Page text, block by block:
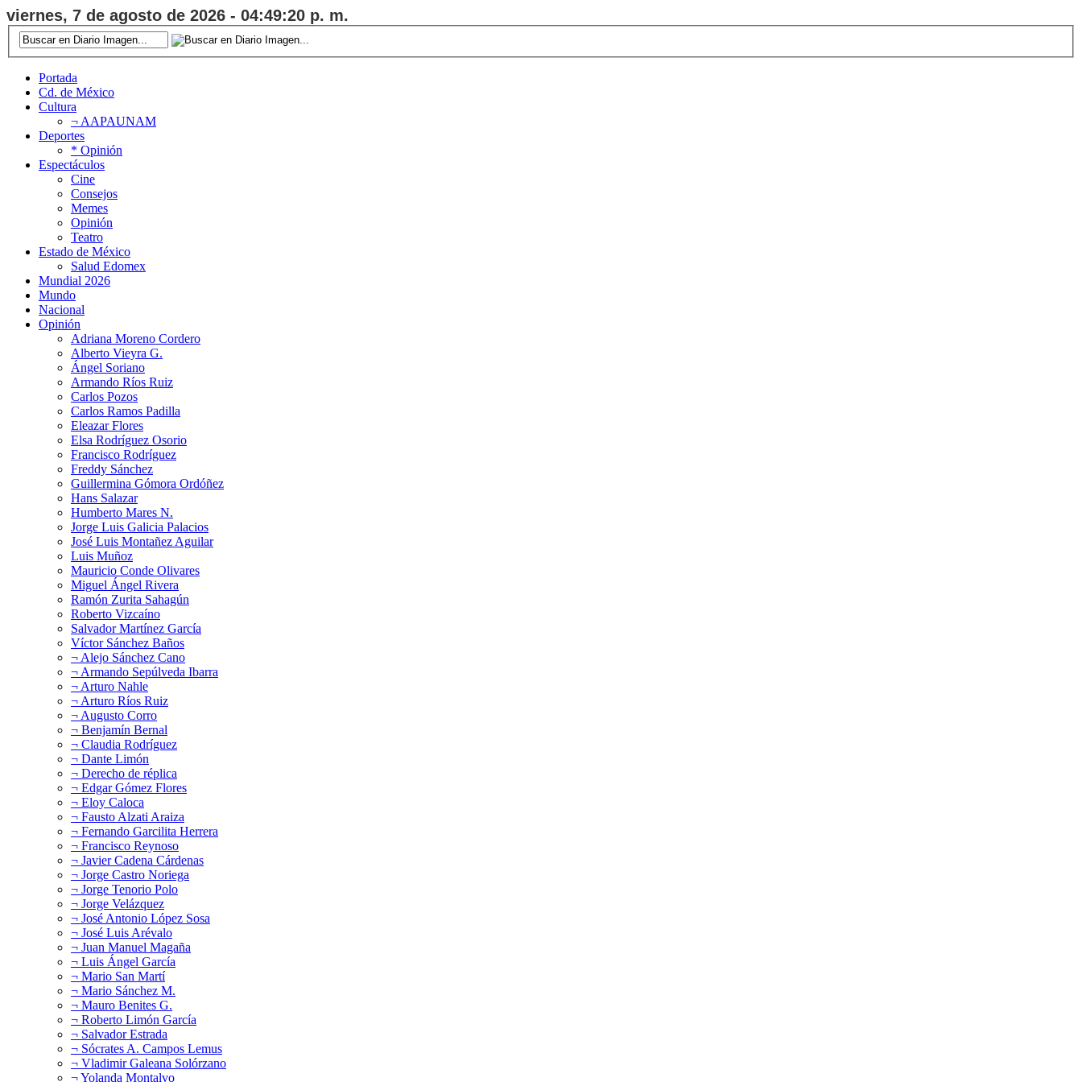
viernes, 7 de agosto de 2026 - 04:49:21 p. m.
Portada
Cd. de México
Cultura
¬ AAPAUNAM
Deportes
* Opinión
Espectáculos
Cine
Consejos
Memes
Opinión
Teatro
Estado de México
Salud Edomex
Mundial 2026
Mundo
Nacional
Opinión
Adriana Moreno Cordero
Alberto Vieyra G.
Ángel Soriano
Armando Ríos Ruiz
Carlos Pozos
Carlos Ramos Padilla
Eleazar Flores
Elsa Rodríguez Osorio
Francisco Rodríguez
Freddy Sánchez
Guillermina Gómora Ordóñez
Hans Salazar
Humberto Mares N.
Jorge Luis Galicia Palacios
José Luis Montañez Aguilar
Luis Muñoz
Mauricio Conde Olivares
Miguel Ángel Rivera
Ramón Zurita Sahagún
Roberto Vizcaíno
Salvador Martínez García
Víctor Sánchez Baños
¬ Alejo Sánchez Cano
¬ Armando Sepúlveda Ibarra
¬ Arturo Nahle
¬ Arturo Ríos Ruiz
¬ Augusto Corro
¬ Benjamín Bernal
¬ Claudia Rodríguez
¬ Dante Limón
¬ Derecho de réplica
¬ Edgar Gómez Flores
¬ Eloy Caloca
¬ Fausto Alzati Araiza
¬ Fernando Garcilita Herrera
¬ Francisco Reynoso
¬ Javier Cadena Cárdenas
¬ Jorge Castro Noriega
¬ Jorge Tenorio Polo
¬ Jorge Velázquez
¬ José Antonio López Sosa
¬ José Luis Arévalo
¬ Juan Manuel Magaña
¬ Luis Ángel García
¬ Mario San Martí
¬ Mario Sánchez M.
¬ Mauro Benites G.
¬ Roberto Limón García
¬ Salvador Estrada
¬ Sócrates A. Campos Lemus
¬ Vladimir Galeana Solórzano
¬ Yolanda Montalvo